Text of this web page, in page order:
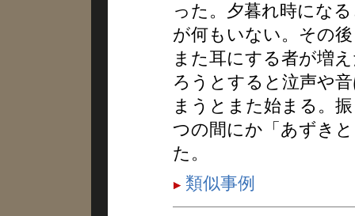
った。夕暮れ時にな
が何もいない。その
また耳にする者が増
ろうとすると泣声や
まうとまた始まる。
つの間にか「あずき
た。
類似事例